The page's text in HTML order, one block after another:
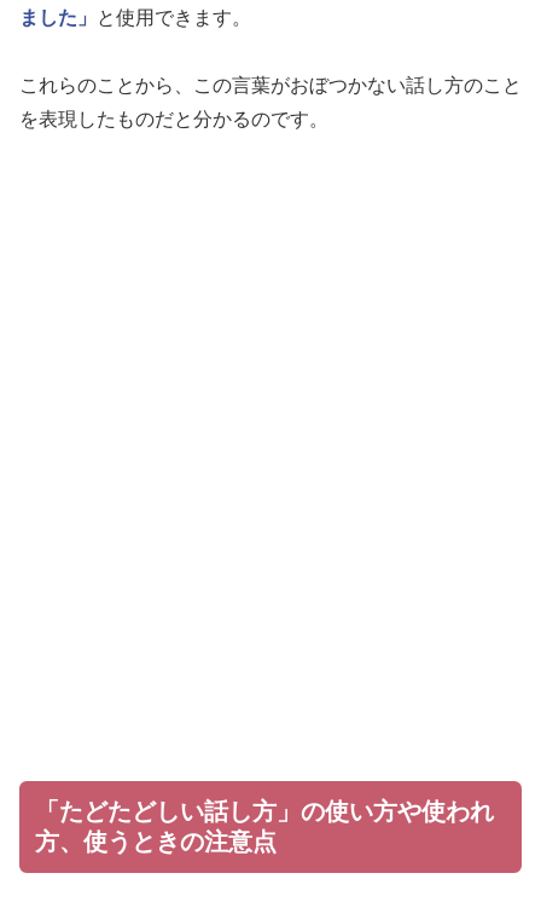
ました」 と使用できます。
これらのことから、この言葉がおぼつかない話し方のこと
を表現したものだと分かるのです。
「たどたどしい話し方」の使い方や使われ
方、使うときの注意点